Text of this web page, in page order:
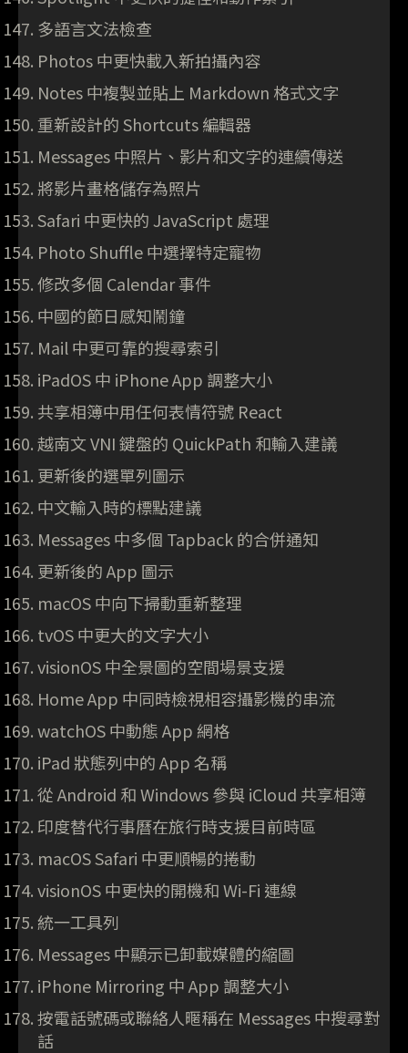
多語言文法檢查
Photos 中更快載入新拍攝內容
Notes 中複製並貼上 Markdown 格式文字
重新設計的 Shortcuts 編輯器
Messages 中照片、影片和文字的連續傳送
將影片畫格儲存為照片
Safari 中更快的 JavaScript 處理
Photo Shuffle 中選擇特定寵物
修改多個 Calendar 事件
中國的節日感知鬧鐘
Mail 中更可靠的搜尋索引
iPadOS 中 iPhone App 調整大小
共享相簿中用任何表情符號 React
越南文 VNI 鍵盤的 QuickPath 和輸入建議
更新後的選單列圖示
中文輸入時的標點建議
Messages 中多個 Tapback 的合併通知
更新後的 App 圖示
macOS 中向下掃動重新整理
tvOS 中更大的文字大小
visionOS 中全景圖的空間場景支援
Home App 中同時檢視相容攝影機的串流
watchOS 中動態 App 網格
iPad 狀態列中的 App 名稱
從 Android 和 Windows 參與 iCloud 共享相簿
印度替代行事曆在旅行時支援目前時區
macOS Safari 中更順暢的捲動
visionOS 中更快的開機和 Wi-Fi 連線
統一工具列
Messages 中顯示已卸載媒體的縮圖
iPhone Mirroring 中 App 調整大小
按電話號碼或聯絡人暱稱在 Messages 中搜尋對
話